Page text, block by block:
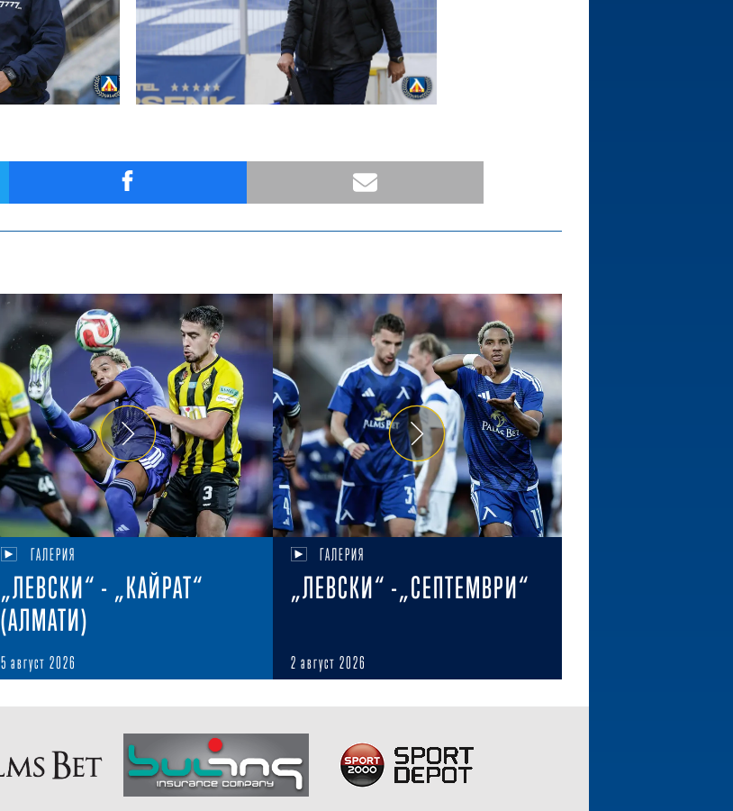
ГАЛЕРИЯ
„ЛЕВСКИ“ - „КАЙРАТ“
(АЛМАТИ)
5 август 2026
ГАЛЕРИЯ
„ЛЕВСКИ“ -„СЕПТЕМВРИ“
2 август 2026